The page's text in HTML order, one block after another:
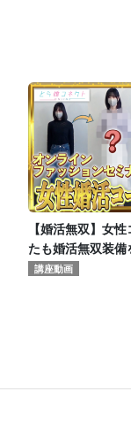
【婚活無双】女
たも婚活無双装備
コネクト✖️HERO
講座動画